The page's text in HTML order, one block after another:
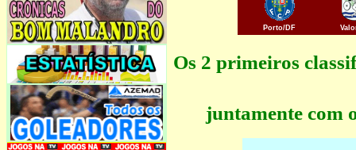
Porto/DF
Os 2 primeiros
juntamente com